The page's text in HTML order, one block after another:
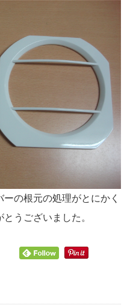
の根元の処理がとにかく
うございました。